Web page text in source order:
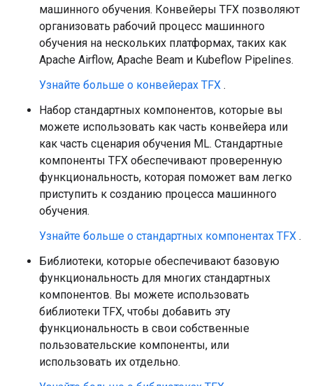
машинного обучения. Конвейеры TFX позволяют
организовать рабочий процесс машинного
обучения на нескольких платформах, таких как
Apache Airflow, Apache Beam и Kubeflow Pipelines.
Узнайте больше о конвейерах TFX .
Набор стандартных компонентов, которые вы
можете использовать как часть конвейера или
как часть сценария обучения ML. Стандартные
компоненты TFX обеспечивают проверенную
функциональность, которая поможет вам легко
приступить к созданию процесса машинного
обучения.
Узнайте больше о стандартных компонентах TFX .
Библиотеки, которые обеспечивают базовую
функциональность для многих стандартных
компонентов. Вы можете использовать
библиотеки TFX, чтобы добавить эту
функциональность в свои собственные
пользовательские компоненты, или
использовать их отдельно.